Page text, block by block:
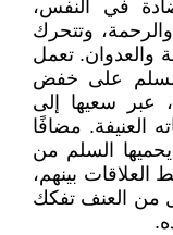
في النفس،
وتتحرك
والعدوان. تعمل
للسلم على خفض
عبر سعيها إلى
العنيفة. مضافًا
يحميها السلم من
بينهم،
من العنف تفكك